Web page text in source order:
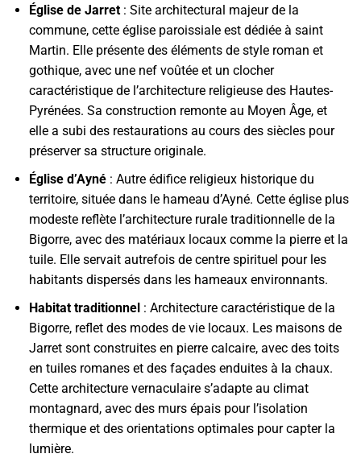
Église de Jarret: Site architectural majeur de la
commune, cette église paroissiale est dédiée à saint
Martin. Elle présente des éléments de style roman et
gothique, avec une nef voûtée et un clocher
caractéristique de l’architecture religieuse des Hautes-
Pyrénées. Sa construction remonte au Moyen Âge, et
elle a subi des restaurations au cours des siècles pour
préserver sa structure originale.
Église d’Ayné: Autre édifice religieux historique du
territoire, située dans le hameau d’Ayné. Cette église plus
modeste reflète l’architecture rurale traditionnelle de la
Bigorre, avec des matériaux locaux comme la pierre et la
tuile. Elle servait autrefois de centre spirituel pour les
habitants dispersés dans les hameaux environnants.
Habitat traditionnel: Architecture caractéristique de la
Bigorre, reflet des modes de vie locaux. Les maisons de
Jarret sont construites en pierre calcaire, avec des toits
en tuiles romanes et des façades enduites à la chaux.
Cette architecture vernaculaire s’adapte au climat
montagnard, avec des murs épais pour l’isolation
thermique et des orientations optimales pour capter la
lumière.